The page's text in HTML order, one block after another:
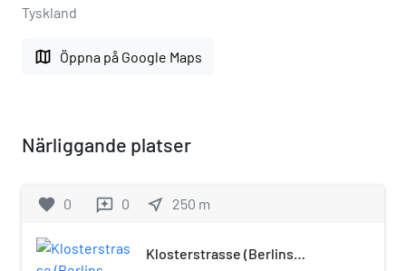
Tyskland
map Öppna på Google Maps
Närliggande platser
favorite 0 reviews 0 near_me 250 m
Klosterstrasse (Berlins